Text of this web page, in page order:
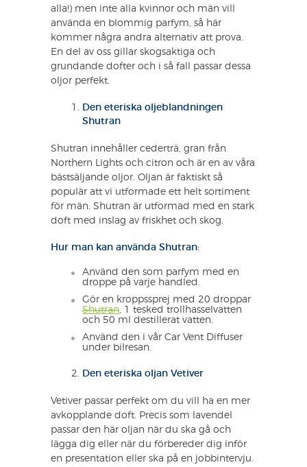
alla!) men inte alla kvinnor och män vill
använda en blommig parfym, så här
kommer några andra alternativ att prova.
En del av oss gillar skogsaktiga och
grundande dofter och i så fall passar dessa
oljor perfekt.
Den eteriska oljeblandningen
Shutran
Shutran innehåller cederträ, gran från
Northern Lights och citron och är en av våra
bästsäljande oljor. Oljan är faktiskt så
populär att vi utformade ett helt sortiment
för män. Shutran är utformad med en stark
doft med inslag av friskhet och skog.
Hur man kan använda Shutran:
Använd den som parfym med en
droppe på varje handled.
Gör en kroppssprej med 20 droppar
Shutran , 1 tesked trollhasselvatten
och 50 ml destillerat vatten.
Använd den i vår Car Vent Diffuser
under bilresan.
Den eteriska oljan Vetiver
Vetiver passar perfekt om du vill ha en mer
avkopplande doft. Precis som lavendel
passar den här oljan när du ska gå och
lägga dig eller när du förbereder dig inför
en presentation eller ska på en jobbintervju.